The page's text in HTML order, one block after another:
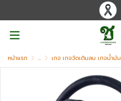
หน้าแรก ... เกจ เกจวัดเติมลม เกจน้ำมัน